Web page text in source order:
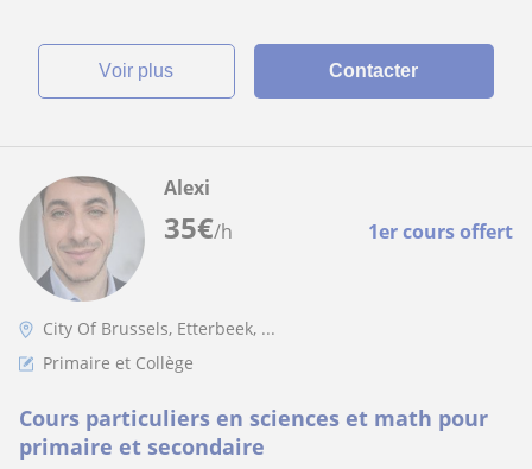
voir plus Contacter
35€/h 1er cours offert
Alexi
City Of Brussels, Etterbeek, ...
Primaire et Collège
Cours particuliers en sciences et math pour
primaire et secondaire